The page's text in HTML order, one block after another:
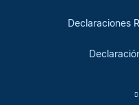
Declaraciones